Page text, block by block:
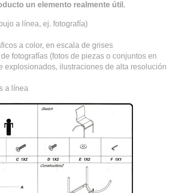
un elemento realmente útil.
a línea, ej. fotografía)
a color, en escala de grises
fotografías (fotos de piezas o conjuntos en
explosionados, ilustraciones de alta resolución
a línea